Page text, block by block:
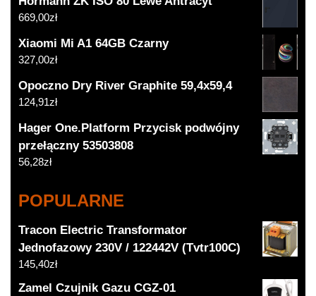
669,00zł
Xiaomi Mi A1 64GB Czarny
327,00zł
Opoczno Dry River Graphite 59,4x59,4
124,91zł
Hager One.Platform Przycisk podwójny
przełączny 53503808
56,28zł
POPULARNE
Tracon Electric Transformator
Jednofazowy 230V / 122442V (Tvtr100C)
145,40zł
Zamel Czujnik Gazu CGZ-01